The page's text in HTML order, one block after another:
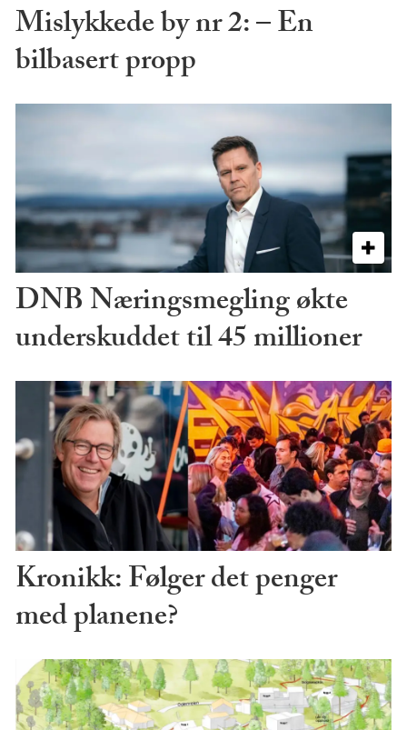
Mislykkede by nr 2: – En
bilbasert propp
DNB Næringsmegling økte
underskuddet til 45 millioner
Kronikk: Følger det penger
med planene?